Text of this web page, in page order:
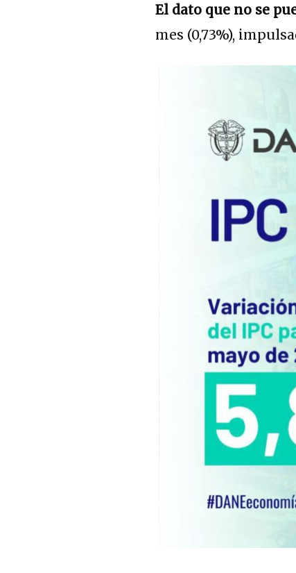
El dato que no se
mes (0,73%),